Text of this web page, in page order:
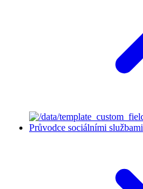
Průvodce sociálními službami